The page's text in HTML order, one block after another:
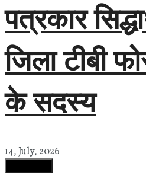
पत्रकार
जिला टीबी
के सदस्य
14, July, 2026